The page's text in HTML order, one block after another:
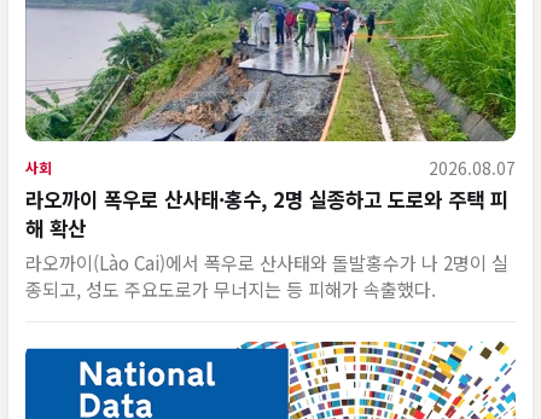
사회 2026.08.07
라오까이 폭우로 산사태·홍수, 2명 실종하고 도로와 주택 피
해 확산
라오까이(Lào Cai)에서 폭우로 산사태와 돌발홍수가 나 2명이 실
종되고, 성도 주요도로가 무너지는 등 피해가 속출했다.